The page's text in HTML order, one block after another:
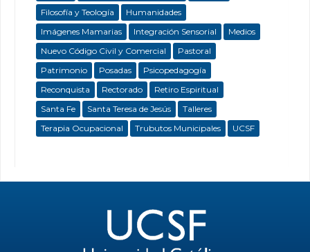
Filosofía y Teología
Humanidades
Imágenes Mamarias
Integración Sensorial
Medios
Nuevo Código Civil y Comercial
Pastoral
Patrimonio
Posadas
Psicopedagogía
Reconquista
Rectorado
Retiro Espiritual
Santa Fe
Santa Teresa de Jesús
Talleres
Terapia Ocupacional
Trubutos Municipales UCSF